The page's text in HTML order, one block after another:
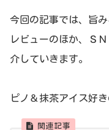
今回の記事では、旨
レビューのほか、Ｓ
介していきます。
ピノ＆抹茶アイス好